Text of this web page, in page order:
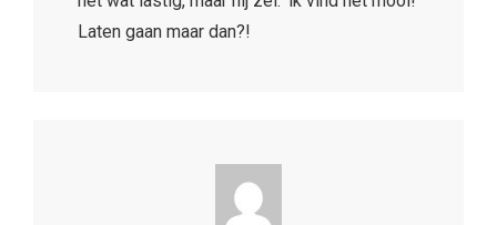
Laten gaan maar dan?!